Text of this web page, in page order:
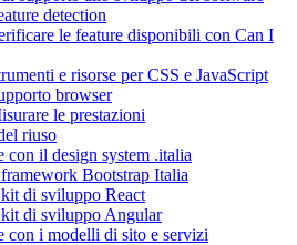
detection
le feature disponibili con Can I
e risorse per CSS e JavaScript
browser
le prestazioni
riuso
con il design system .italia
Bootstrap Italia
di sviluppo React
di sviluppo Angular
con i modelli di sito e servizi